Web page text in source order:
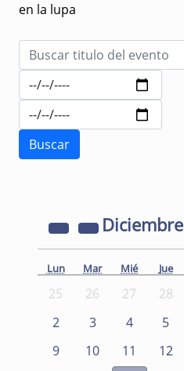
en la lupa
Diciembre
Lun Mar Mié Jue
25 26 27 28
2
3 4 5
9
10 11 12